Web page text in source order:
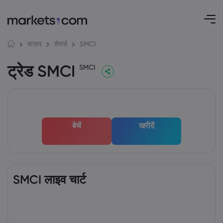
बाज़ार शेयर्स SMCI
ट्रेड SMCI SMCI
बेचें खरीदें
SMCI लाइव चार्ट